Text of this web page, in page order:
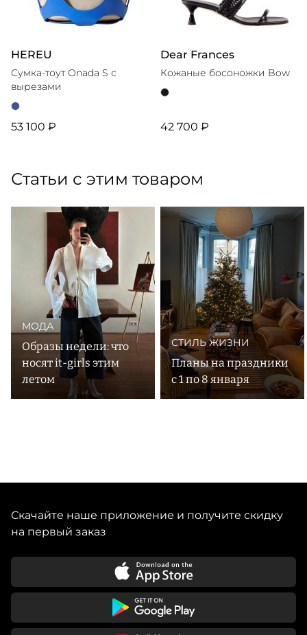
HEREU
Сумка-тоут Onada S с
вырезами
53 100 ₽
Dear Frances
Кожаные босоножки Bow
42 700 ₽
Статьи с этим товаром
МОДА
Образы недели: что
носят it-girls этим
летом
СТИЛЬ ЖИЗНИ
Планы на праздники
с 1 по 8 января
Скачайте наше приложение и получите скидку
на первый заказ